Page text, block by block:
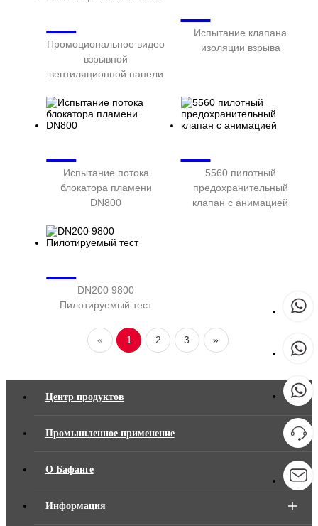
Промоциональное видео
взрывной
вентиляционной панели
Испытание клапана
изоляции взрыва
Испытание потока
блокатора пламени
DN800
5560 пилотный
предохранительный
клапан с анимацией
DN200 9800
Пилотируемый тест
« 1 2 3 »
Центр продуктов
Промышленное применение
О Бафанге
Информация